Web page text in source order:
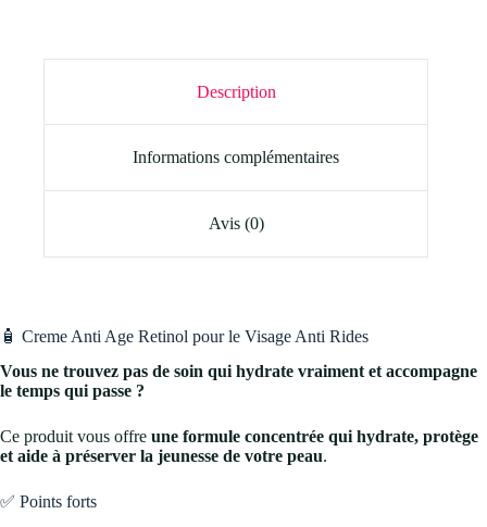
Description
Informations complémentaires
Avis (0)
🧴 Creme Anti Age Retinol pour le Visage Anti Rides
Vous ne trouvez pas de soin qui hydrate vraiment et accompagne
le temps qui passe ?
Ce produit vous offre une formule concentrée qui hydrate, protège
et aide à préserver la jeunesse de votre peau.
✅ Points forts